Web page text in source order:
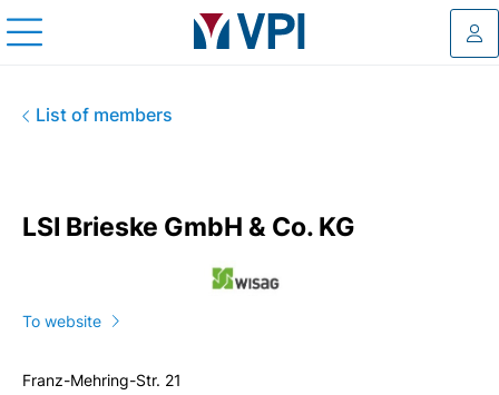
List of members
LSI Brieske GmbH & Co. KG
LSI Brieske GmbH & Co. KG
To website
Franz-Mehring-Str. 21